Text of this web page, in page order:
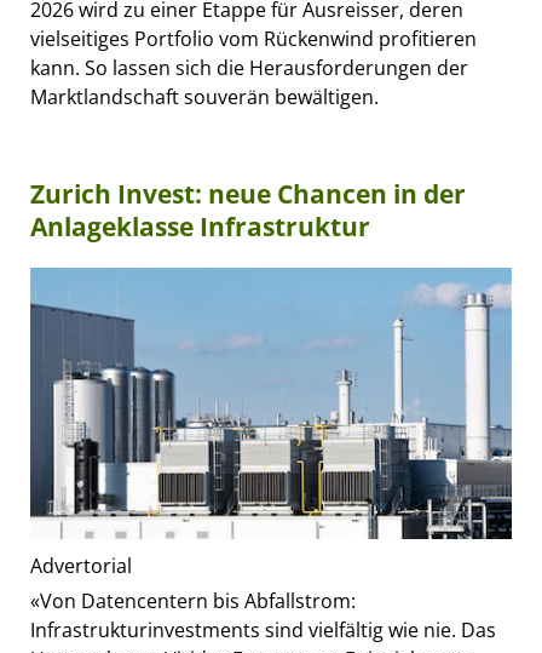
2026 wird zu einer Etappe für Ausreisser, deren
vielseitiges Portfolio vom Rückenwind profitieren
kann. So lassen sich die Herausforderungen der
Marktlandschaft souverän bewältigen.
Zurich Invest: neue Chancen in der
Anlageklasse Infrastruktur
Advertorial
«Von Datencentern bis Abfallstrom:
Infrastrukturinvestments sind vielfältig wie nie. Das